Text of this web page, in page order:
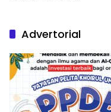
Advertorial